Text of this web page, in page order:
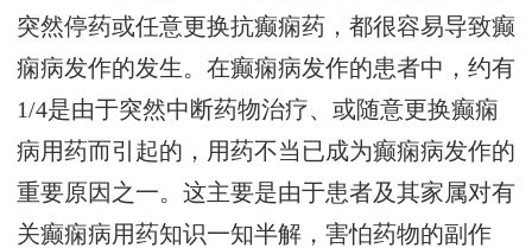
突然停药或任意更换抗癫痫药，都很容易导致癫
痫病发作的发生。在癫痫病发作的患者中，约有
1/4是由于突然中断药物治疗、或随意更换癫痫
病用药而引起的，用药不当已成为癫痫病发作的
重要原因之一。这主要是由于患者及其家属对有
关癫痫病用药知识一知半解，害怕药物的副作